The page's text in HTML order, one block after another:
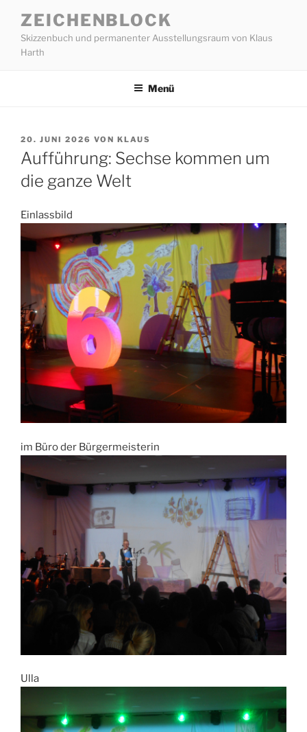
Inhalt
springen
ZEICHENBLOCK
Skizzenbuch und permanenter Ausstellungsraum von Klaus
Harth
Menü
VERÖFFENTLICHT
AM
20. JUNI 2026 VON KLAUS
Aufführung: Sechse kommen um
die ganze Welt
Einlassbild
im Büro der Bürgermeisterin
Ulla